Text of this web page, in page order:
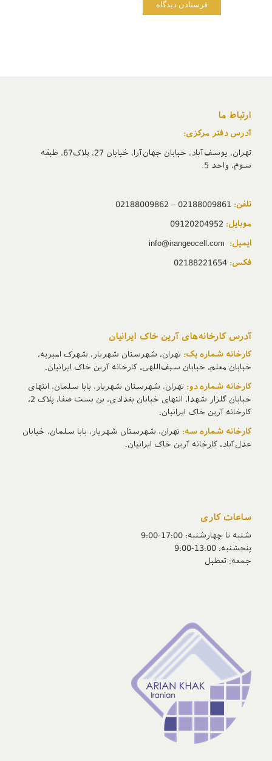
ارتباط ما
آدرس دفتر مرکزی:
تهران، یوسف‌آباد، خیابان جهان‌آرا، خیابان 27، پلاک67، طبقه
سوم، واحد 5.
تلفن: 02188009861 – 02188009862
موبایل:
ایمیل:
فکس: 02188221654
آدرس‌ کارخانه‌های آرین خاک ایرانیان
کارخانه شماره یک: تهران، شهرستان شهریار، شهرک امیریه،
خیابان معلم، خیابان سیف‌اللهی، کارخانه آرین خاک ایرانیان.
کارخانه شماره دو: تهران، شهرستان شهریار، بابا سلمان، انتهای
خیابان گلزار شهدا، انتهای خیابان بغدادی، بن بست صفا، پلاک 2،
کارخانه آرین خاک ایرانیان.
کارخانه شماره سه: تهران، شهرستان شهریار، بابا سلمان، خیابان
عدل‌آباد، کارخانه آرین خاک ایرانیان.
ساعات کاری
شنبه تا چهارشنبه: 17:00-9:00
پنجشنبه‌: 13:00-9:00
جمعه‌: تعطیل